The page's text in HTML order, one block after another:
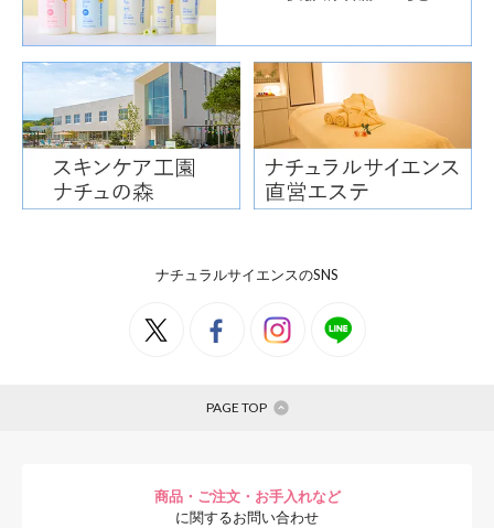
ナチュラルサイエンスのSNS
PAGE TOP
商品・ご注文・お手入れなど
に関するお問い合わせ